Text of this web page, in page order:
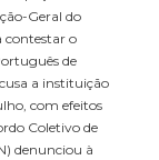
Geral do
contestar o
de
a instituição
com efeitos
Coletivo de
denunciou à